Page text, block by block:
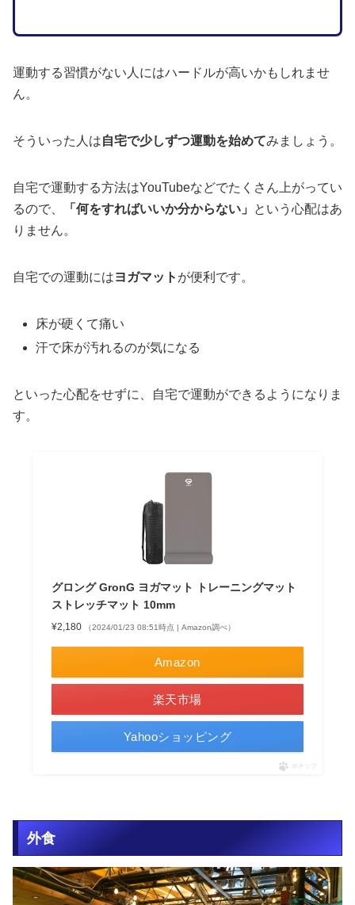
運動する習慣がない人にはハードルが高いかもしれませ
ん。
そういった人は自宅で少しずつ運動を始めてみましょう。
自宅で運動する方法はYouTubeなどでたくさん上がってい
るので、
「何をすればいいか分からない」
という心配はあ
りません。
自宅での運動にはヨガマット が便利です。
床が硬くて痛い
汗で床が汚れるのが気になる
といった心配をせずに、自宅で運動ができるようになりま
す。
グロング GronG ヨガマット トレーニングマット
ストレッチマット 10mm
¥2,180 （2024/01/23 08:51時点 | Amazon調べ）
Amazon
楽天市場
Yahooショッピング
ポチップ
外食